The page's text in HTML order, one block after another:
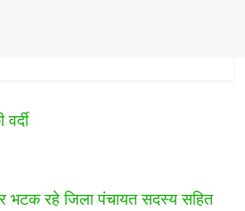
भटक रहे जिला पंचायत सदस्य सहित